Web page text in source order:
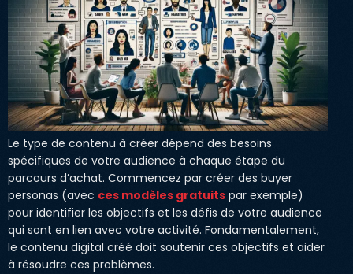
Le type de contenu à créer dépend des besoins
spécifiques de votre audience à chaque étape du
parcours d’achat. Commencez par créer des buyer
personas (avec ces modèles gratuits par exemple)
pour identifier les objectifs et les défis de votre audience
qui sont en lien avec votre activité. Fondamentalement,
le contenu digital créé doit soutenir ces objectifs et aider
à résoudre ces problèmes.